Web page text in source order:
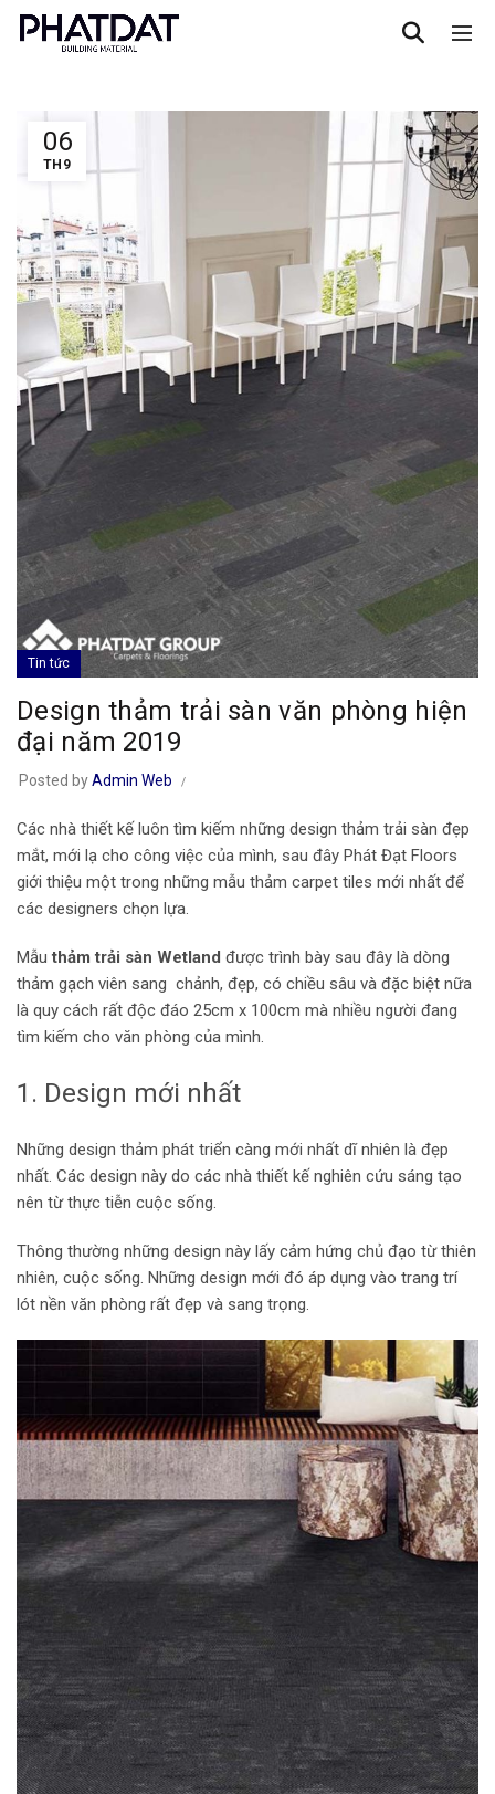
06
TH9
Tin tức
Design thảm trải sàn văn phòng hiện
đại năm 2019
Posted byAdmin Web
Các nhà thiết kế luôn tìm kiếm những design thảm trải sàn đẹp
mắt, mới lạ cho công việc của mình, sau đây Phát Đạt Floors
giới thiệu một trong những mẫu thảm carpet tiles mới nhất để
các designers chọn lựa.
Mẫuthảm trải sàn Wetland được trình bày sau đây là dòng
thảm gạch viên sang chảnh, đẹp, có chiều sâu và đặc biệt nữa
là quy cách rất độc đáo 25cm x 100cm mà nhiều người đang
tìm kiếm cho văn phòng của mình.
1. Design mới nhất
Những design thảm phát triển càng mới nhất dĩ nhiên là đẹp
nhất. Các design này do các nhà thiết kế nghiên cứu sáng tạo
nên từ thực tiễn cuộc sống.
Thông thường những design này lấy cảm hứng chủ đạo từ thiên
nhiên, cuộc sống. Những design mới đó áp dụng vào trang trí
lót nền văn phòng rất đẹp và sang trọng.